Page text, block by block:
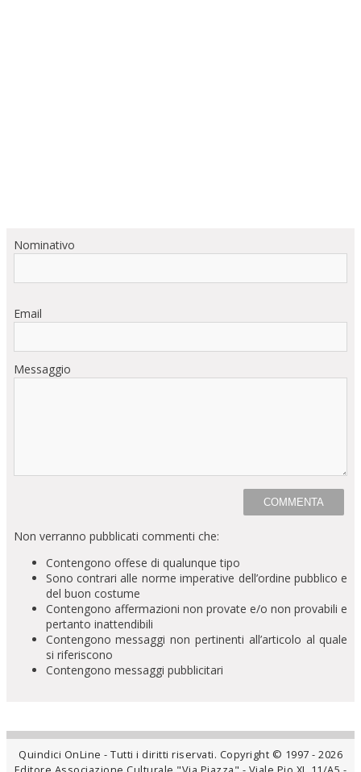
Nominativo
Email
Messaggio
Non verranno pubblicati commenti che:
Contengono offese di qualunque tipo
Sono contrari alle norme imperative dell’ordine pubblico e
del buon costume
Contengono affermazioni non provate e/o non provabili e
pertanto inattendibili
Contengono messaggi non pertinenti all’articolo al quale
si riferiscono
Contengono messaggi pubblicitari
Quindici OnLine - Tutti i diritti riservati. Copyright © 1997 - 2026